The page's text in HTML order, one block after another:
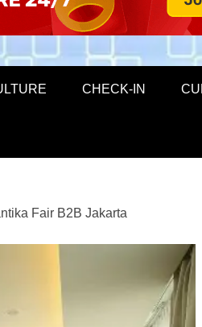
CHECK-IN
Fair B2B Jakarta